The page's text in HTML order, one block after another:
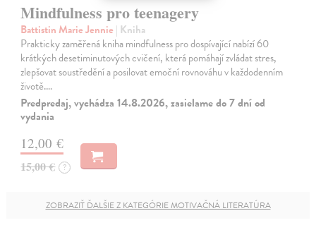
Mindfulness pro teenagery
Battistin Marie Jennie | Kniha
Prakticky zaměřená kniha mindfulness pro dospívající nabízí 60
krátkých desetiminutových cvičení, která pomáhají zvládat stres,
zlepšovat soustředění a posilovat emoční rovnováhu v každodenním
životě.…
Predpredaj, vychádza 14.8.2026, zasielame do 7 dní od
vydania
12,00 €
15,00 € ?
ZOBRAZIŤ ĎALŠIE Z KATEGÓRIE MOTIVAČNÁ LITERATÚRA